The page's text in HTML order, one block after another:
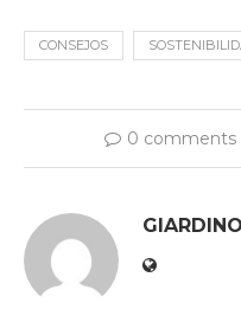
CONSEJOS
0 comments